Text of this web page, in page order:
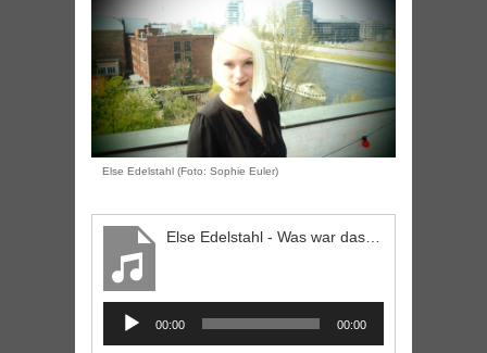
Else Edelstahl (Foto: Sophie Euler)
Audio
Player
00:00 00:00